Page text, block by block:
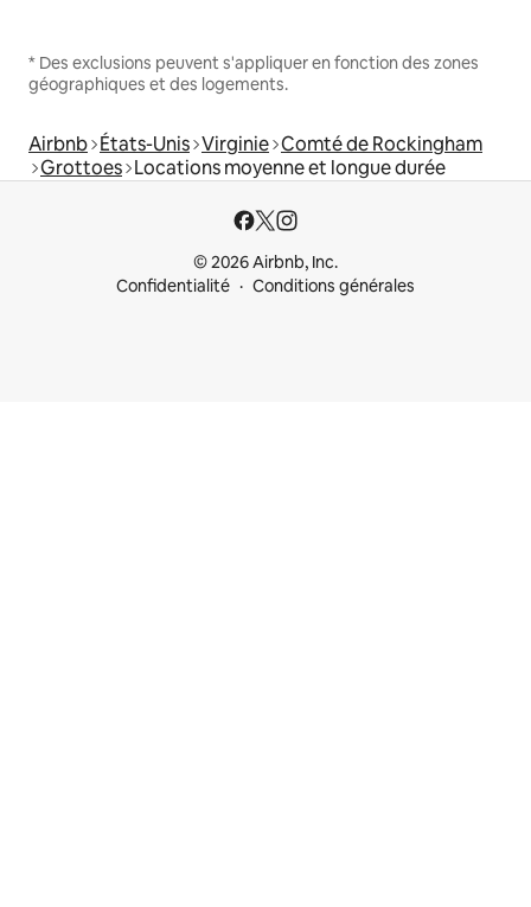
* Des exclusions peuvent s'appliquer en fonction des zones
géographiques et des logements.
Airbnb États-Unis Virginie Comté de Rockingham
Grottoes Locations moyenne et longue durée
© 2026 Airbnb, Inc.
Confidentialité
Conditions générales